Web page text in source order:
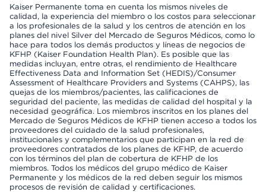
Kaiser Permanente toma en cuenta los mismos niveles de
calidad, la experiencia del miembro o los costos para seleccionar
a los profesionales de la salud y los centros de atención en los
planes del nivel Silver del Mercado de Seguros Médicos, como lo
hace para todos los demás productos y líneas de negocios de
KFHP (Kaiser Foundation Health Plan). Es posible que las
medidas incluyan, entre otras, el rendimiento de Healthcare
Effectiveness Data and Information Set (HEDIS)/Consumer
Assessment of Healthcare Providers and Systems (CAHPS), las
quejas de los miembros/pacientes, las calificaciones de
seguridad del paciente, las medidas de calidad del hospital y la
necesidad geográfica. Los miembros inscritos en los planes del
Mercado de Seguros Médicos de KFHP tienen acceso a todos los
proveedores del cuidado de la salud profesionales,
institucionales y complementarios que participan en la red de
proveedores contratados de los planes de KFHP, de acuerdo
con los términos del plan de cobertura de KFHP de los
miembros. Todos los médicos del grupo médico de Kaiser
Permanente y los médicos de la red deben seguir los mismos
procesos de revisión de calidad y certificaciones.